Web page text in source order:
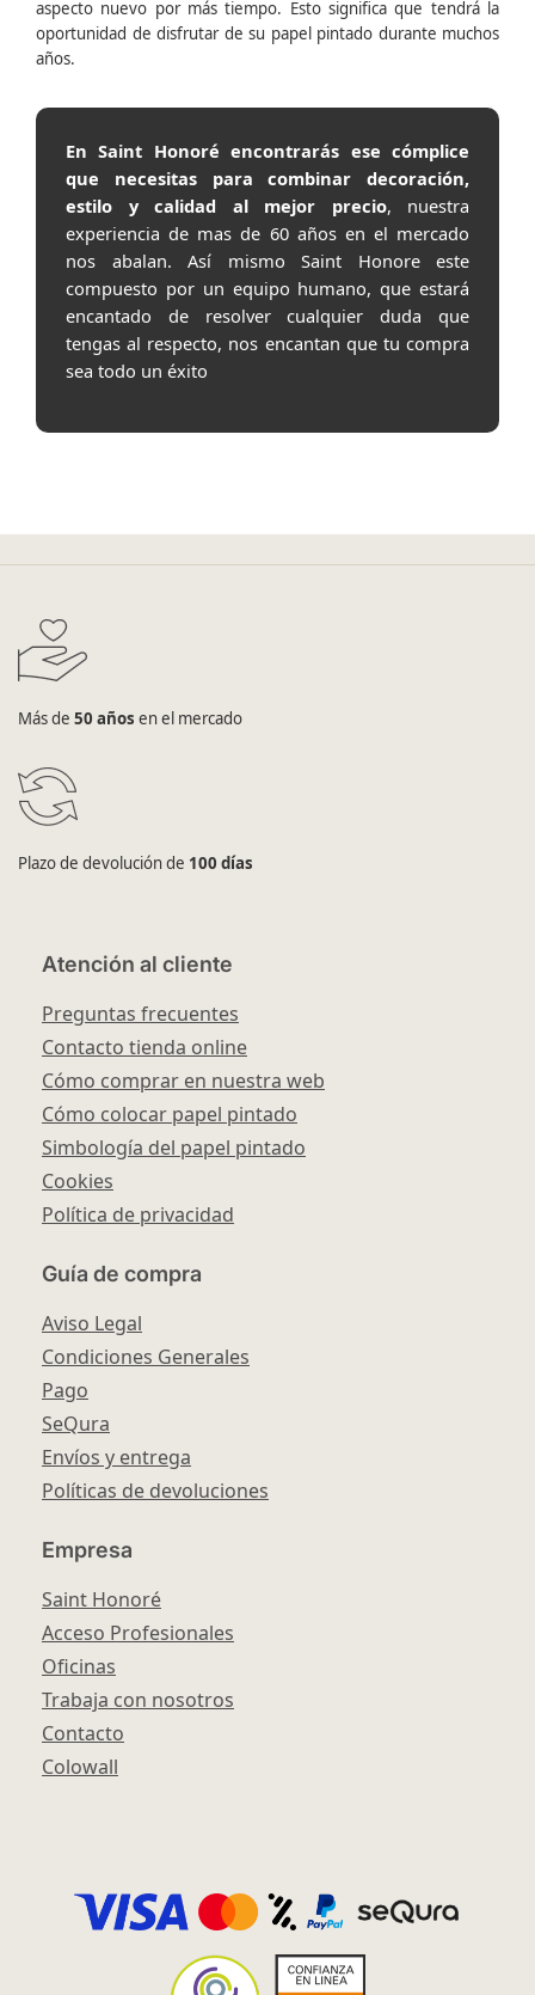
aspecto nuevo por más tiempo. Esto significa que tendrá la
oportunidad de disfrutar de su papel pintado durante muchos
años.
En Saint Honoré encontrarás ese cómplice
que necesitas para combinar decoración,
estilo y calidad al mejor precio, nuestra
experiencia de mas de 60 años en el mercado
nos abalan. Así mismo Saint Honore este
compuesto por un equipo humano, que estará
encantado de resolver cualquier duda que
tengas al respecto, nos encantan que tu compra
sea todo un éxito
Más de 50 años en el mercado
Plazo de devolución de 100 días
Atención al cliente
Preguntas frecuentes
Contacto tienda online
Cómo comprar en nuestra web
Cómo colocar papel pintado
Simbología del papel pintado
Cookies
Política de privacidad
Guía de compra
Aviso Legal
Condiciones Generales
Pago
SeQura
Envíos y entrega
Políticas de devoluciones
Empresa
Saint Honoré
Acceso Profesionales
Oficinas
Trabaja con nosotros
Contacto
Colowall